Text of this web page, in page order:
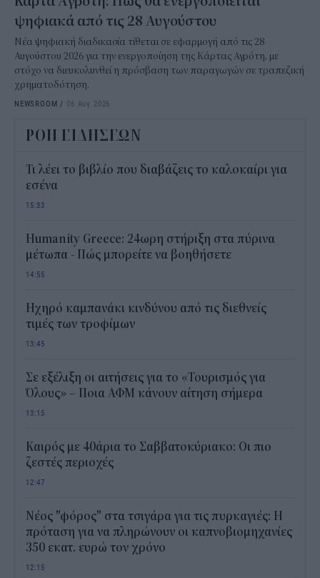
ψηφιακά από τις 28 Αυγούστου
Νέα ψηφιακή διαδικασία τίθεται σε εφαρμογή από τις 28
Αυγούστου 2026 για την ενεργοποίηση της Κάρτας Αγρότη, με
στόχο να διευκολυνθεί η πρόσβαση των παραγωγών σε τραπεζική
χρηματοδότηση.
NEWSROOM / 06 Αυγ 2026
ΡΟΗ ΕΙΔΗΣΕΩΝ
Τι λέει το βιβλίο που διαβάζεις το καλοκαίρι για
εσένα
15:33
Humanity Greece: 24ωρη στήριξη στα πύρινα
μέτωπα - Πώς μπορείτε να βοηθήσετε
14:55
Ηχηρό καμπανάκι κινδύνου από τις διεθνείς
τιμές των τροφίμων
13:45
Σε εξέλιξη οι αιτήσεις για το «Τουρισμός για
Όλους» – Ποια ΑΦΜ κάνουν αίτηση σήμερα
13:15
Καιρός με 40άρια το Σαββατοκύριακο: Οι πιο
ζεστές περιοχές
12:47
Νέος "φόρος" στα τσιγάρα για τις πυρκαγιές: Η
πρόταση για να πληρώνουν οι καπνοβιομηχανίες
350 εκατ. ευρώ τον χρόνο
12:15